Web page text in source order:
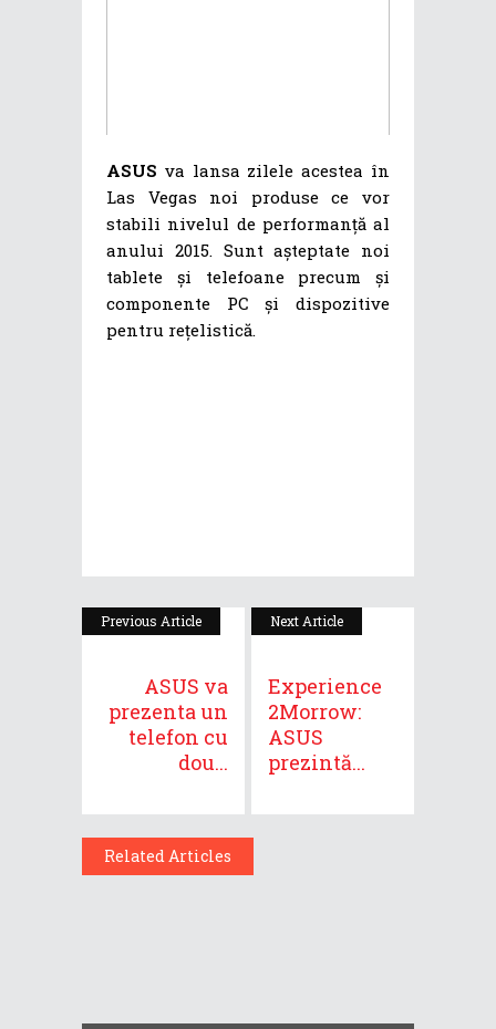
ASUS va lansa zilele acestea în
Las Vegas noi produse ce vor
stabili nivelul de performanță al
anului 2015. Sunt așteptate noi
tablete și telefoane precum și
componente PC și dispozitive
pentru rețelistică.
Previous Article
ASUS va
prezenta un
telefon cu
dou...
Next Article
Experience
2Morrow:
ASUS
prezintă...
Related Articles